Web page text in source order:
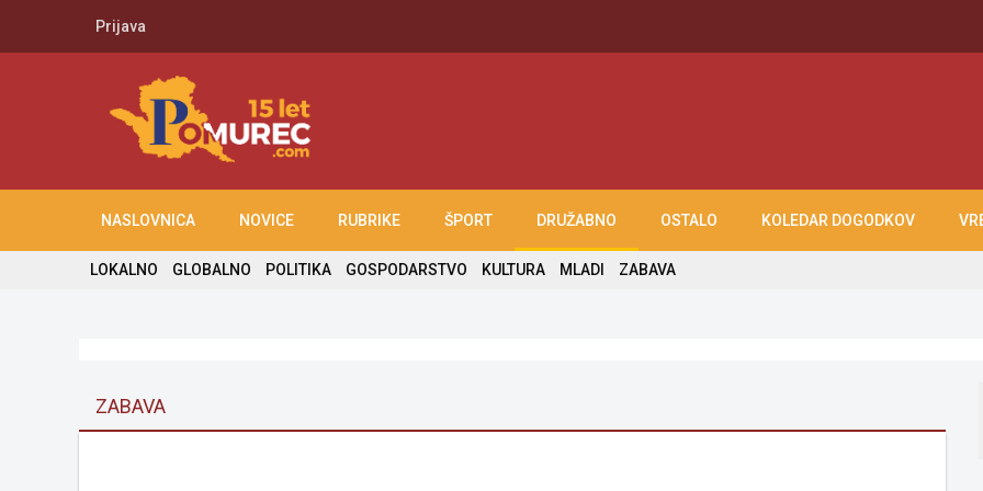
Prijava
NASLOVNICA NOVICE RUBRIKE ŠPORT DRUŽABNO OSTALO KOLEDAR DOGODKOV
LOKALNO GLOBALNO POLITIKA GOSPODARSTVO KULTURA MLADI ZABAVA
ZABAVA